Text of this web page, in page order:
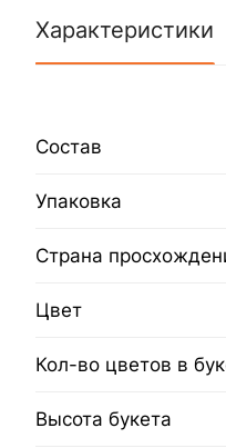
Характеристики
Состав
Упаковка
Страна
Цвет
Кол-во цветов в
Высота букета